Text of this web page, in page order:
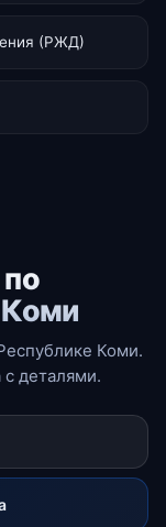
(РЖД)
Коми
Коми.
деталями.